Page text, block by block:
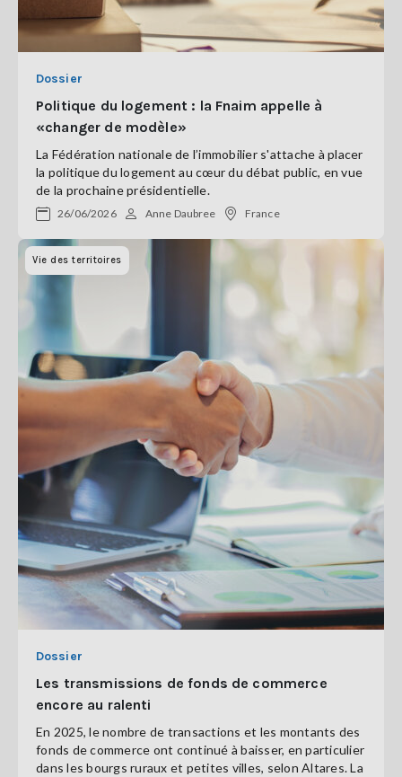
Dossier
Politique du logement : la Fnaim appelle à
«changer de modèle»
La Fédération nationale de l’immobilier s'attache à placer
la politique du logement au cœur du débat public, en vue
de la prochaine présidentielle.
26/06/2026 Anne Daubree France
Vie des territoires
Dossier
Les transmissions de fonds de commerce
encore au ralenti
En 2025, le nombre de transactions et les montants des
fonds de commerce ont continué à baisser, en particulier
dans les bourgs ruraux et petites villes, selon Altares. La